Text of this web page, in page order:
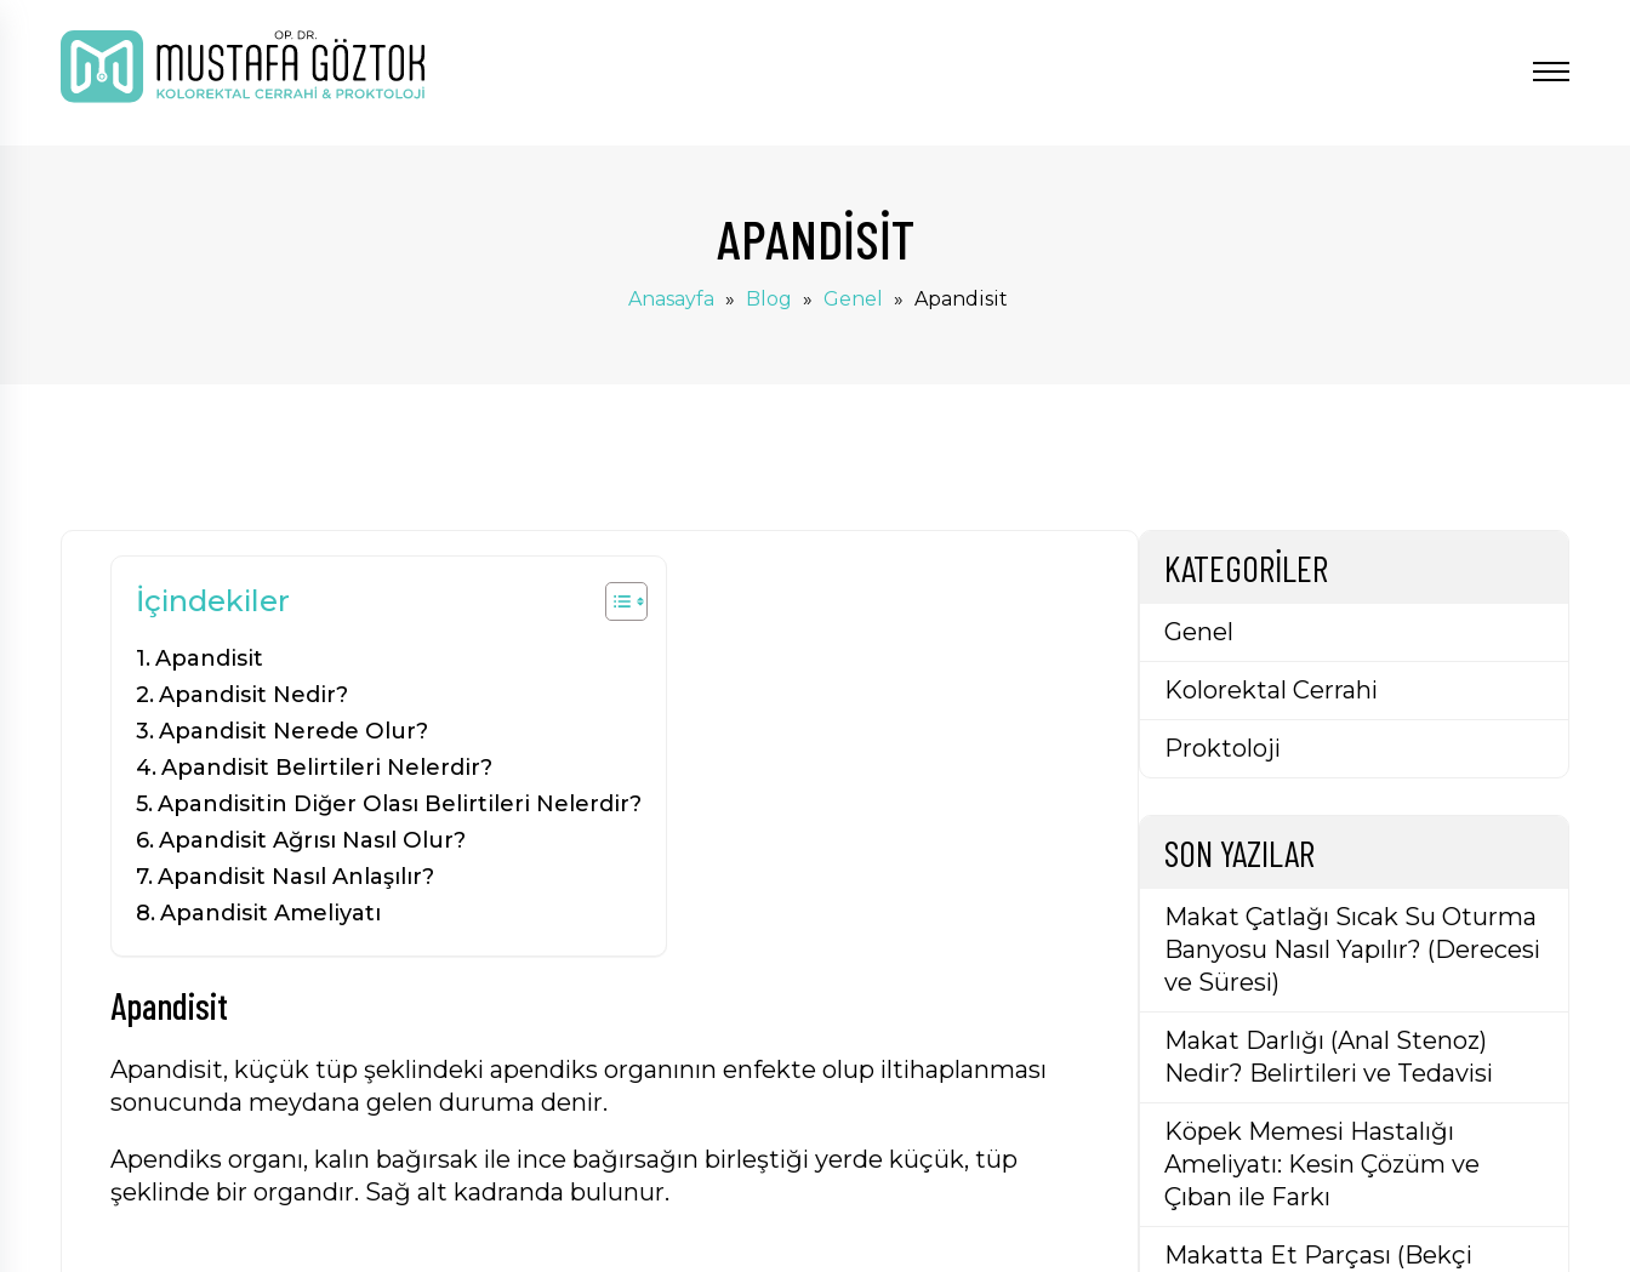
APANDISIT
Anasayfa » Blog » Genel » Apandisit
İçindekiler
Apandisit
Apandisit Nedir?
Apandisit Nerede Olur?
Apandisit Belirtileri Nelerdir?
Apandisitin Diğer Olası Belirtileri Nelerdir?
Apandisit Ağrısı Nasıl Olur?
Apandisit Nasıl Anlaşılır?
Apandisit Ameliyatı
Apandisit
Apandisit, küçük tüp şeklindeki apendiks organının enfekte olup iltihaplanması
sonucunda meydana gelen duruma denir.
Apendiks organı, kalın bağırsak ile ince bağırsağın birleştiği yerde küçük, tüp
şeklinde bir organdır. Sağ alt kadranda bulunur.
KATEGORILER
Genel
Kolorektal Cerrahi
Proktoloji
SON YAZILAR
Makat Çatlağı Sıcak Su Oturma
Banyosu Nasıl Yapılır? (Derecesi
ve Süresi)
Makat Darlığı (Anal Stenoz)
Nedir? Belirtileri ve Tedavisi
Köpek Memesi Hastalığı
Ameliyatı: Kesin Çözüm ve
Çıban ile Farkı
Makatta Et Parçası (Bekçi